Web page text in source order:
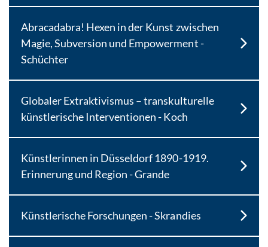
Abracadabra! Hexen in der Kunst zwischen
Magie, Subversion und Empowerment -
Schüchter
Globaler Extraktivismus – transkulturelle
künstlerische Interventionen - Koch
Künstlerinnen in Düsseldorf 1890-1919.
Erinnerung und Region - Grande
Künstlerische Forschungen - Skrandies